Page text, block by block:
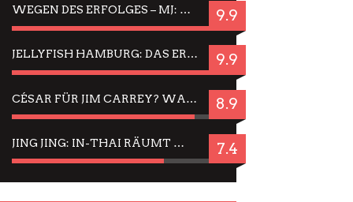
WEGEN DES ERFOLGES – MJ: MICHAEL JACKSON MUSICAL IN EINER MATINEE SEHEN 9.9
JELLYFISH HAMBURG: DAS ERFOLGREICHE SOMMER-MENÜ 2025 IN GEFÜHLEN UND BILDERN 9.9
CÉSAR FÜR JIM CARREY? WARUM DAS EINER DER NERVIGSTEN ACTORS IST UND BLEIBT 8.9
JING JING: IN-THAI RÄUMT WIEDER TITEL AB – EIN ZWEI-STUNDEN-ERLEBNISBERICHT 7.4